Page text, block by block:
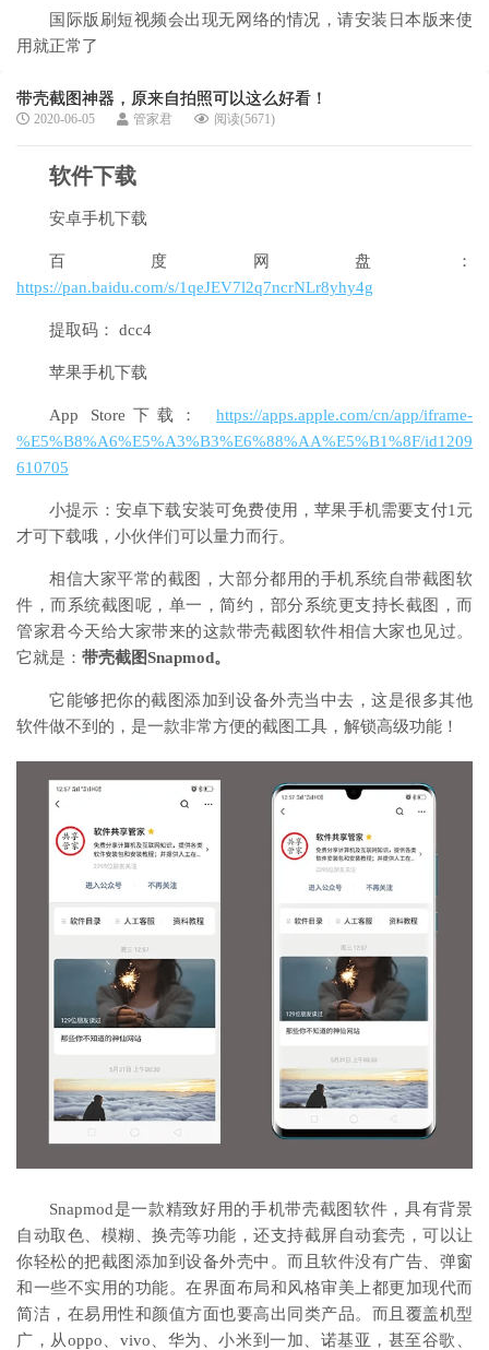
国际版刷短视频会出现无网络的情况，请安装日本版来使
用就正常了
带壳截图神器，原来自拍照可以这么好看！
2020-06-05 管家君 阅读(5671)
软件下载
安卓手机下载
百度网盘：
https://pan.baidu.com/s/1qeJEV7l2q7ncrNLr8yhy4g
提取码： dcc4
苹果手机下载
App Store下载： https://apps.apple.com/cn/app/iframe-
%E5%B8%A6%E5%A3%B3%E6%88%AA%E5%B1%8F/id1209
610705
小提示：安卓下载安装可免费使用，苹果手机需要支付1元
才可下载哦，小伙伴们可以量力而行。
相信大家平常的截图，大部分都用的手机系统自带截图软
件，而系统截图呢，单一，简约，部分系统更支持长截图，而
管家君今天给大家带来的这款带壳截图软件相信大家也见过。
它就是： 带壳截图Snapmod。
它能够把你的截图添加到设备外壳当中去，这是很多其他
软件做不到的，是一款非常方便的截图工具，解锁高级功能！
Snapmod是一款精致好用的手机带壳截图软件，具有背景
自动取色、模糊、换壳等功能，还支持截屏自动套壳，可以让
你轻松的把截图添加到设备外壳中。而且软件没有广告、弹窗
和一些不实用的功能。在界面布局和风格审美上都更加现代而
简洁，在易用性和颜值方面也要高出同类产品。而且覆盖机型
广，从oppo、vivo、华为、小米到一加、诺基亚，甚至谷歌、